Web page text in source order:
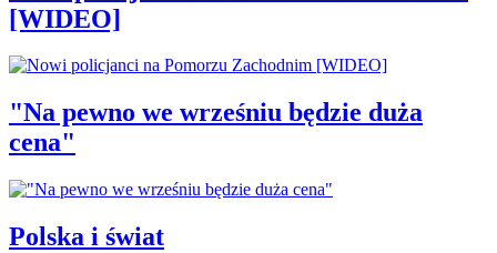
[WIDEO]
"Na pewno we wrześniu będzie duża
cena"
Polska i świat